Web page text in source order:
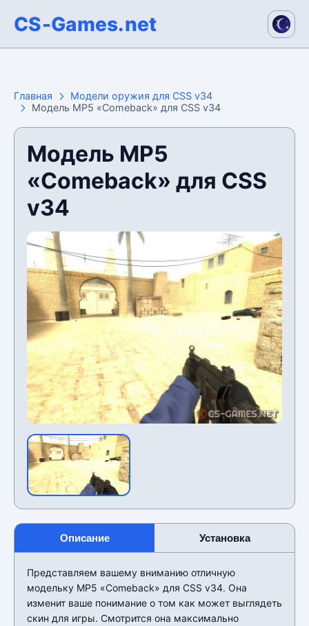
CS-Games.net
Главная
Модели оружия для CSS v34
Модель MP5 «Comeback» для CSS v34
Модель MP5
«Comeback» для CSS
v34
Описание Установка
Представляем вашему вниманию отличную
модельку MP5 «Comeback» для CSS v34. Она
изменит ваше понимание о том как может выглядеть
скин для игры. Смотрится она максимально